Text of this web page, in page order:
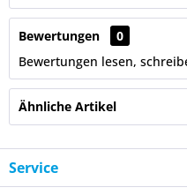
Bewertungen
0
Bewertungen lesen,
Ähnliche Artikel
Service